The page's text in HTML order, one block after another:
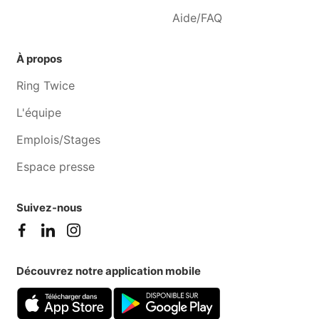
Aide/FAQ
À propos
Ring Twice
L'équipe
Emplois/Stages
Espace presse
Suivez-nous
Découvrez notre application mobile